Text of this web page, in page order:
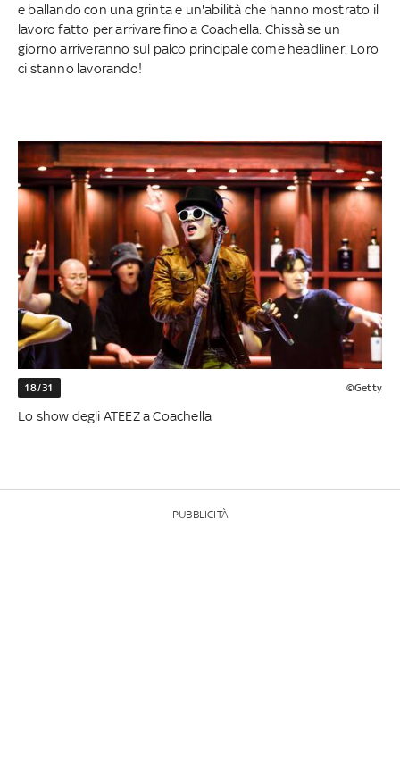
e ballando con una grinta e un'abilità che hanno mostrato il
lavoro fatto per arrivare fino a Coachella. Chissà se un
giorno arriveranno sul palco principale come headliner. Loro
ci stanno lavorando!
18/31 ©Getty
Lo show degli ATEEZ a Coachella
PUBBLICITÀ